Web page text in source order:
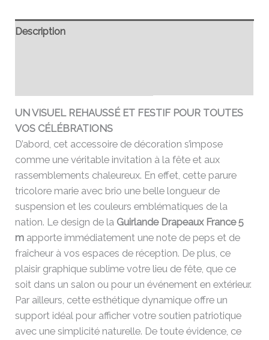
Description
UN VISUEL REHAUSSÉ ET FESTIF POUR TOUTES
VOS CÉLÉBRATIONS
D’abord, cet accessoire de décoration s’impose
comme une véritable invitation à la fête et aux
rassemblements chaleureux. En effet, cette parure
tricolore marie avec brio une belle longueur de
suspension et les couleurs emblématiques de la
nation. Le design de la Guirlande Drapeaux France 5
m apporte immédiatement une note de peps et de
fraîcheur à vos espaces de réception. De plus, ce
plaisir graphique sublime votre lieu de fête, que ce
soit dans un salon ou pour un événement en extérieur.
Par ailleurs, cette esthétique dynamique offre un
support idéal pour afficher votre soutien patriotique
avec une simplicité naturelle. De toute évidence, ce